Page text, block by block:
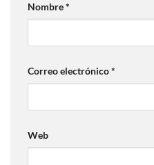
Nombre*
Correo electrónico*
Web